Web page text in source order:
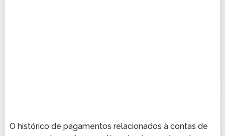
O histórico de pagamentos relacionados à contas de